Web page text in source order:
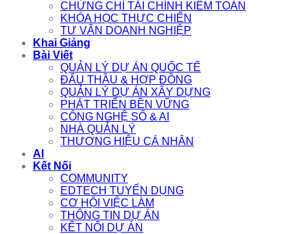
CHỨNG CHỈ TÀI CHÍNH KIỂM TOÁN
KHÓA HỌC THỰC CHIẾN
TƯ VẤN DOANH NGHIỆP
Khai Giảng
Bài Viết
QUẢN LÝ DỰ ÁN QUỐC TẾ
ĐẤU THẦU & HỢP ĐỒNG
QUẢN LÝ DỰ ÁN XÂY DỰNG
PHÁT TRIỂN BỀN VỮNG
CÔNG NGHỆ SỐ & AI
NHÀ QUẢN LÝ
THƯƠNG HIỆU CÁ NHÂN
AI
Kết Nối
COMMUNITY
EDTECH TUYỂN DỤNG
CƠ HỘI VIỆC LÀM
THÔNG TIN DỰ ÁN
KẾT NỐI DỰ ÁN